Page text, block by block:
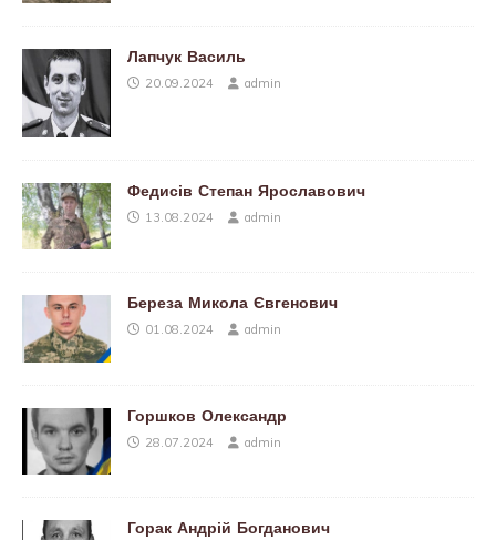
Лапчук Василь
20.09.2024 admin
Федисів Степан Ярославович
13.08.2024 admin
Береза Микола Євгенович
01.08.2024 admin
Горшков Олександр
28.07.2024 admin
Горак Андрій Богданович